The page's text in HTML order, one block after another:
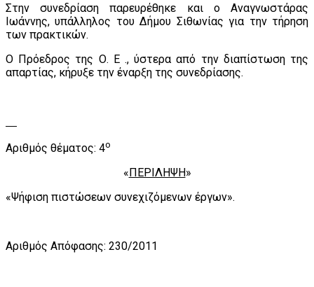
Στην συνεδρίαση παρευρέθηκε και ο Αναγνωστάρας
Ιωάννης, υπάλληλος του Δήμου Σιθωνίας για την τήρηση
των πρακτικών.
Ο Πρόεδρος της Ο. Ε ., ύστερα από την διαπίστωση της
απαρτίας, κήρυξε την έναρξη της συνεδρίασης.
Αριθμός θέματος: 4ο
« ΠΕΡΙΛΗΨΗ»
«Ψήφιση πιστώσεων συνεχιζόμενων έργων».
Αριθμός Απόφασης: 230/2011